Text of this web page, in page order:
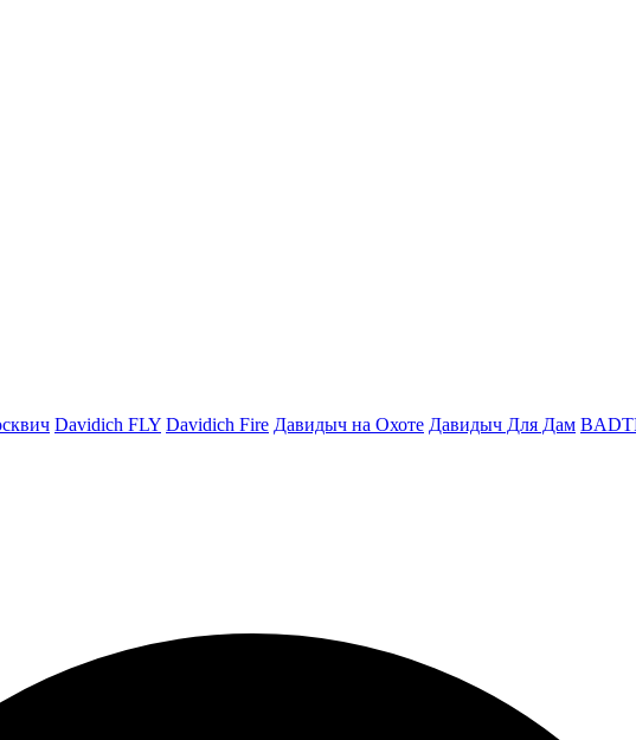
Davidich FLY Davidich Fire Давидыч на Охоте Давидыч Для Дам